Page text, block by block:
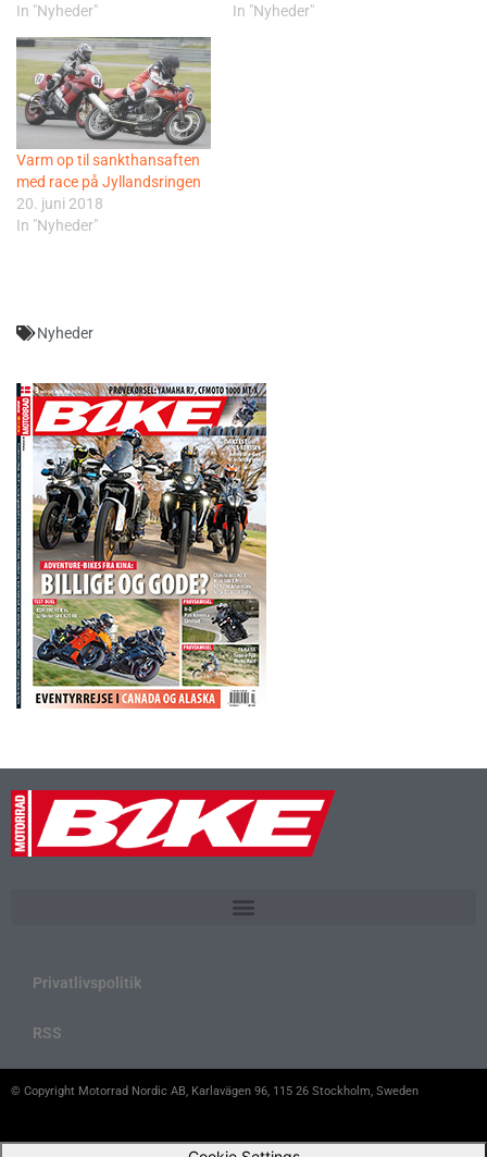
In "Nyheder"
In "Nyheder"
Varm op til sankthansaften
med race på Jyllandsringen
20. juni 2018
In "Nyheder"
Nyheder
Privatlivspolitik
RSS
© Copyright Motorrad Nordic AB, Karlavägen 96, 115 26 Stockholm, Sweden